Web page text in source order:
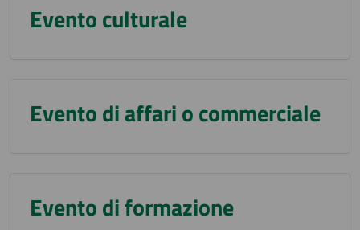
Evento culturale
Evento di affari o commerciale
Evento di formazione